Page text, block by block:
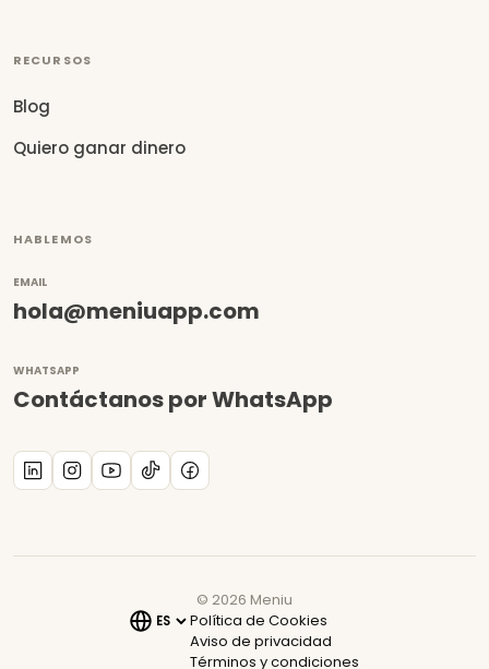
RECURSOS
Blog
Quiero ganar dinero
HABLEMOS
EMAIL
hola@meniuapp.com
WHATSAPP
Contáctanos por WhatsApp
© 2026 Meniu
Política de Cookies
Aviso de privacidad
Términos y condiciones